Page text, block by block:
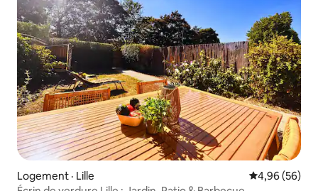
Logement · Lille Note
4,96 (56)